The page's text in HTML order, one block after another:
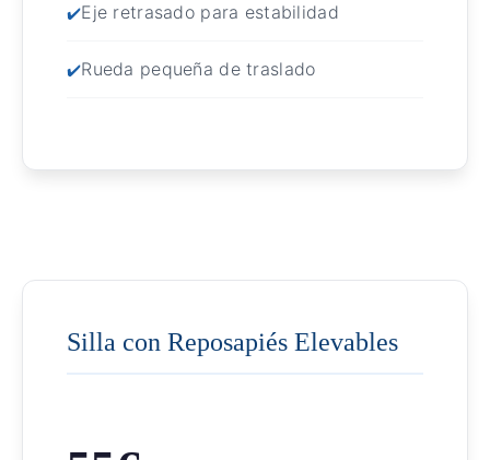
Eje retrasado para estabilidad
Rueda pequeña de traslado
Silla con Reposapiés Elevables